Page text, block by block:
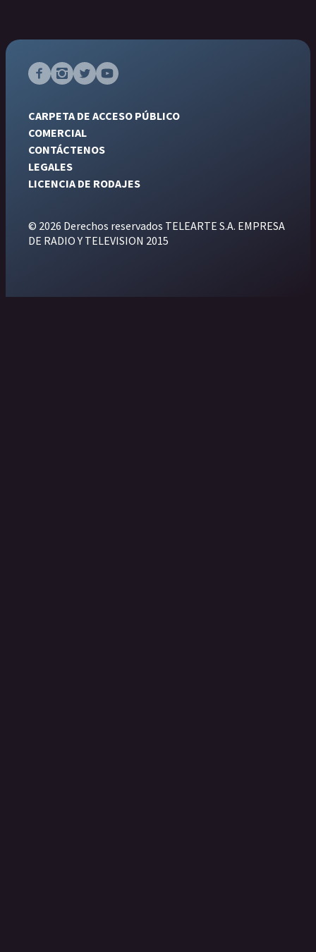
CARPETA DE ACCESO PÚBLICO
COMERCIAL
CONTÁCTENOS
LEGALES
LICENCIA DE RODAJES
© 2026 Derechos reservados TELEARTE S.A. EMPRESA
DE RADIO Y TELEVISION 2015